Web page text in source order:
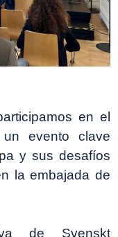
en el
un evento clave
y sus desafíos
la embajada de
de Svenskt